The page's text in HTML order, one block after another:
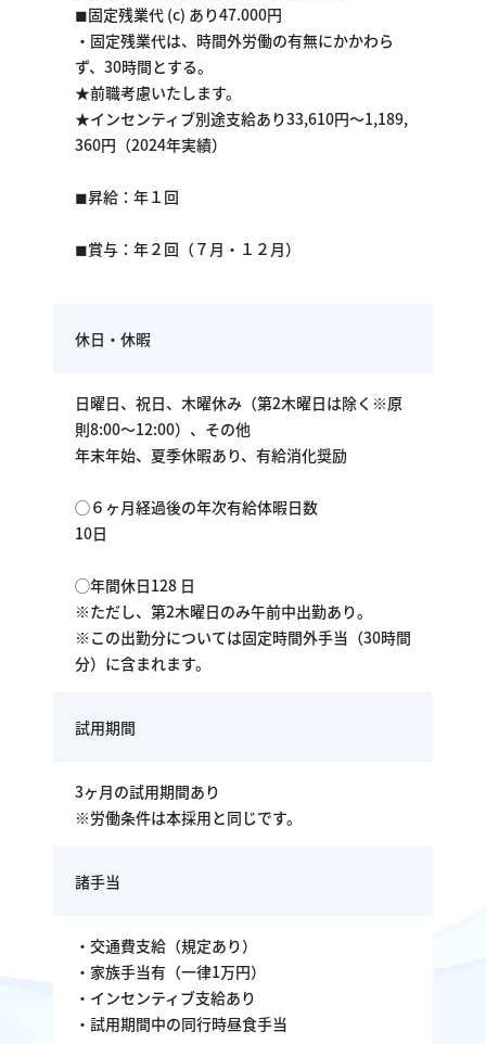
◼︎固定残業代 (c) あり47.000円
・固定残業代は、時間外労働の有無にかかわら
ず、30時間とする。
★前職考慮いたします。
★インセンティブ別途支給あり33,610円～1,189,
360円（2024年実績）
◼︎昇給：年１回
◼︎賞与：年２回（７月・１２月）
休日・休暇
日曜日、祝日、木曜休み（第2木曜日は除く※原
則8:00～12:00）、その他
年末年始、夏季休暇あり、有給消化奨励
◯６ヶ月経過後の年次有給体暇日数
10日
◯年間休日128 日
※ただし、第2木曜日のみ午前中出勤あり。
※この出勤分については固定時間外手当（30時間
分）に含まれます。
試用期間
3ヶ月の試用期間あり
※労働条件は本採用と同じです。
諸手当
・交通費支給（規定あり）
・家族手当有（一律1万円）
・インセンティブ支給あり
・試用期間中の同行時昼食手当